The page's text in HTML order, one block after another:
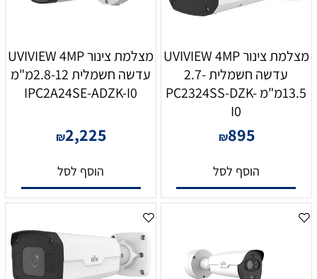
מצלמת צינור UVIVIEW 4MP
עדשה חשמלית 2.7-
13.5מ"מ PC2324SS-DZK-
I0
₪895
הוסף לסל
מצלמת צינור UVIVIEW 4MP
עדשה חשמלית 2.8-12מ"מ
IPC2A24SE-ADZK-I0
₪2,225
הוסף לסל